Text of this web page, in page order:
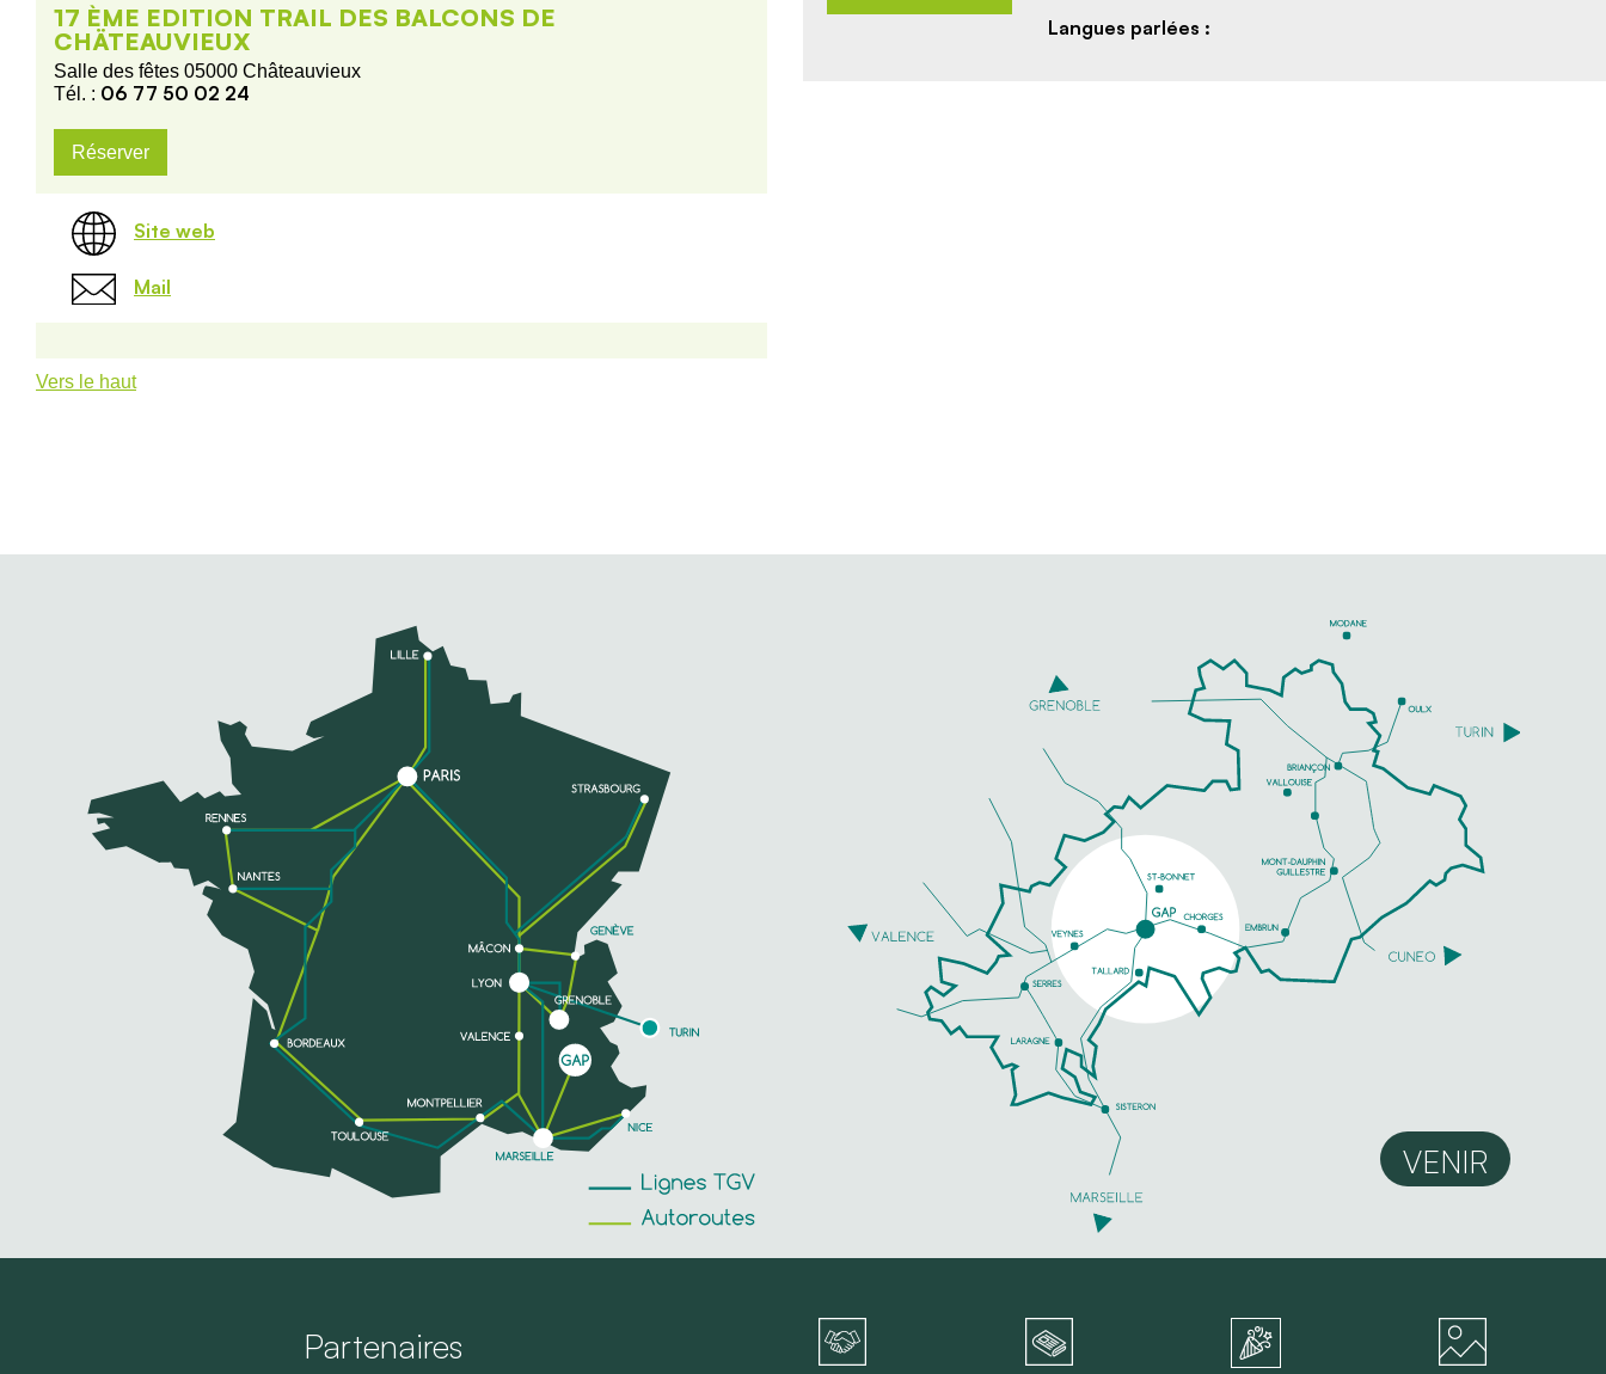
17 ÈME EDITION TRAIL DES BALCONS DE
CHÄTEAUVIEUX
Salle des fêtes 05000 Châteauvieux
Tél. : 06 77 50 02 24
Réserver
Site web
Mail
Vers le haut
Langues parlées :
VENIR
Partenaires